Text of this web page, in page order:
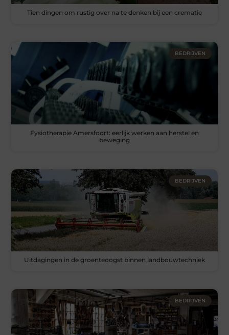
Tien dingen om rustig over na te denken bij een crematie
BEDRIJVEN
Fysiotherapie Amersfoort: eerlijk werken aan herstel en
beweging
BEDRIJVEN
Uitdagingen in de groenteoogst binnen landbouwtechniek
BEDRIJVEN